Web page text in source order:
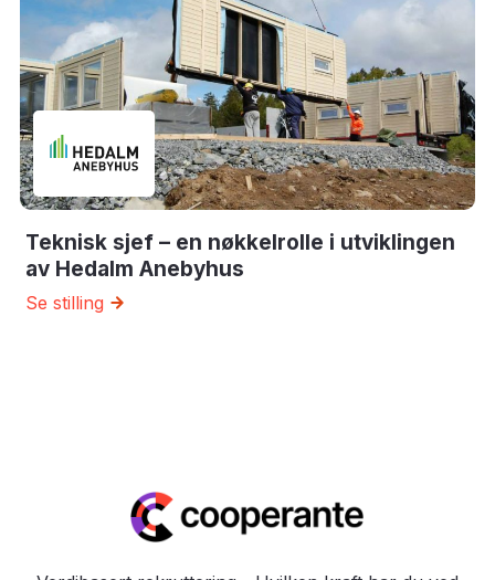
Teknisk sjef – en nøkkelrolle i utviklingen
av Hedalm Anebyhus
Se stilling